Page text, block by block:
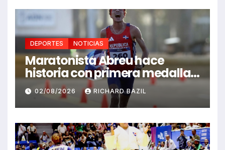
DEPORTES NOTICIAS
Maratonista Abreu hace
historia con primera medalla
en Juegos Santo Domingo
2026
02/08/2026 RICHARD BAZIL